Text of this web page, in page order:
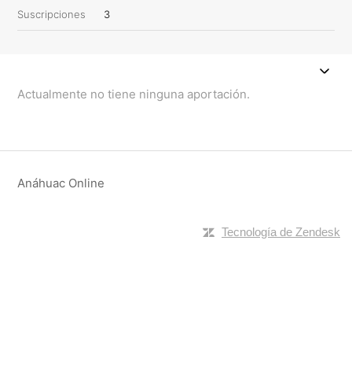
Suscripciones
3
Actualmente no tiene ninguna aportación.
Anáhuac Online
Tecnología de Zendesk